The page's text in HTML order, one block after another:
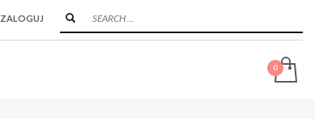
ZALOGUJ